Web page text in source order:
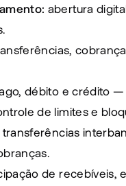
abertura
débito e crédito —
de limites e
transferências
de recebíveis,